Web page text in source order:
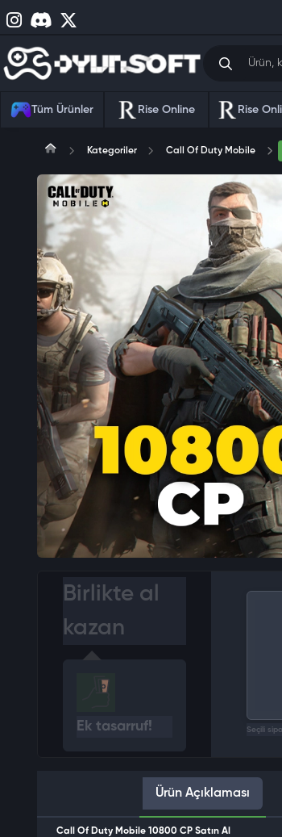
Tüm Ürünler Rise Online Rise
Kategoriler Call Of Duty Mobile
Birlikte al
kazan
Ek tasarruf! Seçili
Ürün Açıklaması
Call Of Duty Mobile 10800 CP Satın Al